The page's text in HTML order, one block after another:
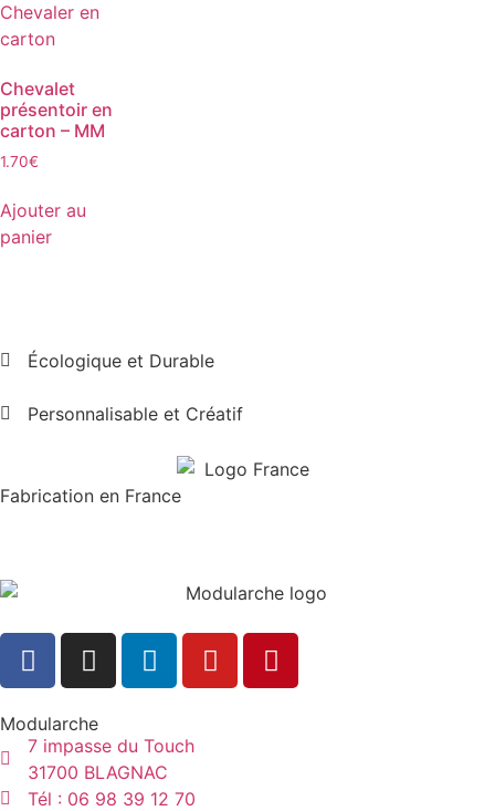
Chevalet
présentoir en
carton – MM
1.70€
Ajouter au
panier
Écologique et Durable
Personnalisable et Créatif
Fabrication en France
Modularche
7 impasse du Touch
31700 BLAGNAC
Tél : 06 98 39 12 70